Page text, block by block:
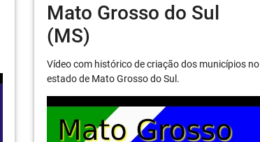
Mato Grosso do Sul
(MS)
Vídeo com histórico de criação dos municípios no
estado de Mato Grosso do Sul.